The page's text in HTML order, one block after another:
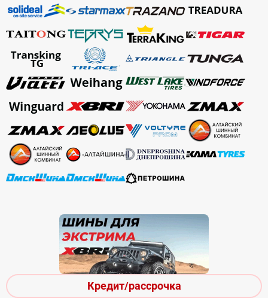
Кредит/рассрочка